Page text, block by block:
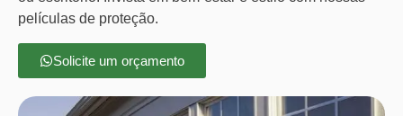
películas de proteção.
Solicite um orçamento